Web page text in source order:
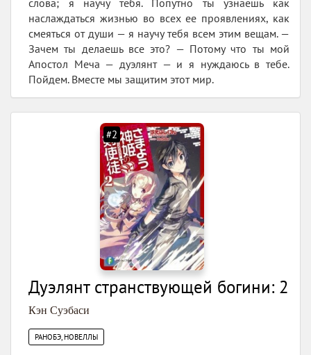
наслаждаться жизнью во всех ее проявлениях, как
смеяться от души — я научу тебя всем этим вещам. —
Зачем ты делаешь все это? — Потому что ты мой
Апостол Меча — дуэлянт — и я нуждаюсь в тебе.
Пойдем. Вместе мы защитим этот мир.
#2
Дуэлянт странствующей богини: 2
Кэн Суэбаси
РАНОБЭ, НОВЕЛЛЫ